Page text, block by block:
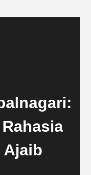
Ajaib